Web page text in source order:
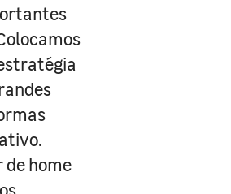
de home